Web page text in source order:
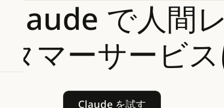
Claude で人間
マーサービ
Claude を試す
Claude を試す